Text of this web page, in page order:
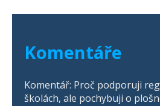
Komentáře
Komentář: Proč podporuji
školách, ale pochybuji o